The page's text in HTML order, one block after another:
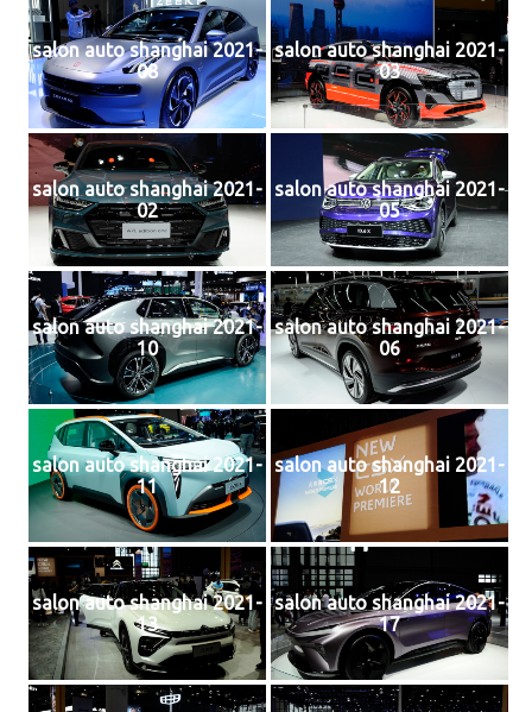
salon auto shanghai 2021-
08
salon auto shanghai 2021-
03
salon auto shanghai 2021-
02
salon auto shanghai 2021-
05
salon auto shanghai 2021-
10
salon auto shanghai 2021-
06
salon auto shanghai 2021-
11
salon auto shanghai 2021-
12
salon auto shanghai 2021-
13
salon auto shanghai 2021-
17